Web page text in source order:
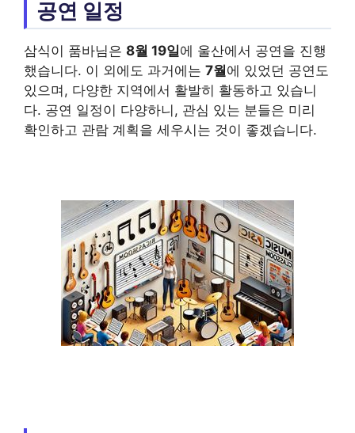
공연 일정
삼식이 품바님은 8월 19일에 울산에서 공연을 진행
했습니다. 이 외에도 과거에는 7월 에 있었던 공연도
있으며, 다양한 지역에서 활발히 활동하고 있습니
다. 공연 일정이 다양하니, 관심 있는 분들은 미리
확인하고 관람 계획을 세우시는 것이 좋겠습니다.